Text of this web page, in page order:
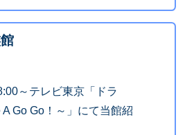
～テレビ東京「ドラ
Go Go！～」にて当館紹